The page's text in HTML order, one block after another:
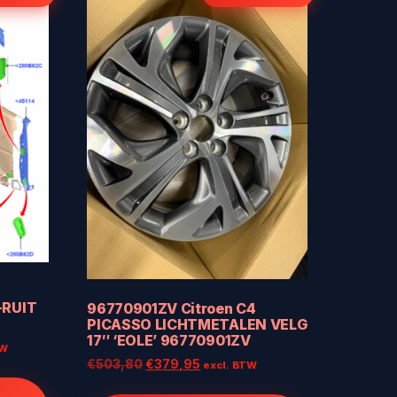
96770901ZV Citroen C4
PICASSO LICHTMETALEN VELG
17″ ‘EOLE’ 96770901ZV
€503,80Oorspronkelijke
€379,95 Huidige
excl. BTW